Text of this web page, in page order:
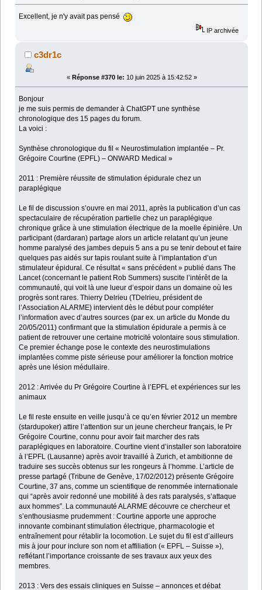
Excellent, je n'y avait pas pensé
IP archivée
c3dr1c
« Réponse #370 le: 10 juin 2025 à 15:42:52 »
Bonjour
je me suis permis de demander à ChatGPT une synthèse
chronologique des 15 pages du forum.
La voici :
Synthèse chronologique du fil « Neurostimulation implantée – Pr.
Grégoire Courtine (EPFL) – ONWARD Medical »
2011 : Première réussite de stimulation épidurale chez un
paraplégique
Le fil de discussion s’ouvre en mai 2011, après la publication d’un cas
spectaculaire de récupération partielle chez un paraplégique
chronique grâce à une stimulation électrique de la moelle épinière. Un
participant (dardaran) partage alors un article relatant qu’un jeune
homme paralysé des jambes depuis 5 ans a pu se tenir debout et faire
quelques pas aidés sur tapis roulant suite à l’implantation d’un
stimulateur épidural. Ce résultat « sans précédent » publié dans The
Lancet (concernant le patient Rob Summers) suscite l’intérêt de la
communauté, qui voit là une lueur d’espoir dans un domaine où les
progrès sont rares. Thierry Delrieu (TDelrieu, président de
l’Association ALARME) intervient dès le début pour compléter
l’information avec d’autres sources (par ex. un article du Monde du
20/05/2011) confirmant que la stimulation épidurale a permis à ce
patient de retrouver une certaine motricité volontaire sous stimulation.
Ce premier échange pose le contexte des neurostimulations
implantées comme piste sérieuse pour améliorer la fonction motrice
après une lésion médullaire.
2012 : Arrivée du Pr Grégoire Courtine à l’EPFL et expériences sur les
animaux
Le fil reste ensuite en veille jusqu’à ce qu’en février 2012 un membre
(stardupoker) attire l’attention sur un jeune chercheur français, le Pr
Grégoire Courtine, connu pour avoir fait marcher des rats
paraplégiques en laboratoire. Courtine vient d’installer son laboratoire
à l’EPFL (Lausanne) après avoir travaillé à Zurich, et ambitionne de
traduire ses succès obtenus sur les rongeurs à l’homme. L’article de
presse partagé (Tribune de Genève, 17/02/2012) présente Grégoire
Courtine, 37 ans, comme un scientifique de renommée internationale
qui “après avoir redonné une mobilité à des rats paralysés, s’attaque
aux hommes”. La communauté ALARME découvre ce chercheur et
s’enthousiasme prudemment : Courtine apporte une approche
innovante combinant stimulation électrique, pharmacologie et
entraînement pour rétablir la locomotion. Le sujet du fil est d’ailleurs
mis à jour pour inclure son nom et affiliation (« EPFL – Suisse »),
reflétant l’importance croissante de ses travaux aux yeux des
membres.
2013 : Vers des essais cliniques en Suisse – annonces et débat